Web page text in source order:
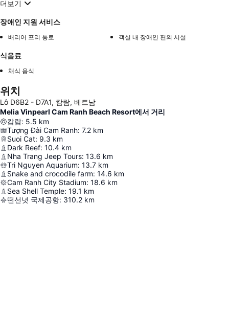
더보기
장애인 지원 서비스
배리어 프리 통로 객실 내 장애인 편의 시설
식음료
채식 음식
위치
Lô D6B2 - D7A1, 캄람, 베트남
Melia Vinpearl Cam Ranh Beach Resort에서 거리
캄람: 5.5 km
Tượng Đài Cam Ranh: 7.2 km
Suoi Cat: 9.3 km
Dark Reef: 10.4 km
Nha Trang Jeep Tours: 13.6 km
Tri Nguyen Aquarium: 13.7 km
Snake and crocodile farm: 14.6 km
Cam Ranh City Stadium: 18.6 km
Sea Shell Temple: 19.1 km
떤선녓 국제공항: 310.2 km